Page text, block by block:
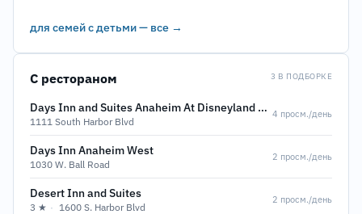
для семей с детьми — все →
С рестораном 3 В ПОДБОРКЕ
Days Inn and Suites Anaheim At Disneyland Park
1111 South Harbor Blvd
4 просм./день
Days Inn Anaheim West
1030 W. Ball Road
2 просм./день
Desert Inn and Suites
3 ★ · 1600 S. Harbor Blvd
2 просм./день